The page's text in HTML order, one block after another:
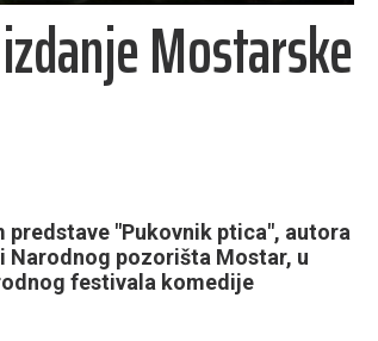
Mostarske
predstave "Pukovnik ptica", autora
Narodnog pozorišta Mostar, u
festivala komedije